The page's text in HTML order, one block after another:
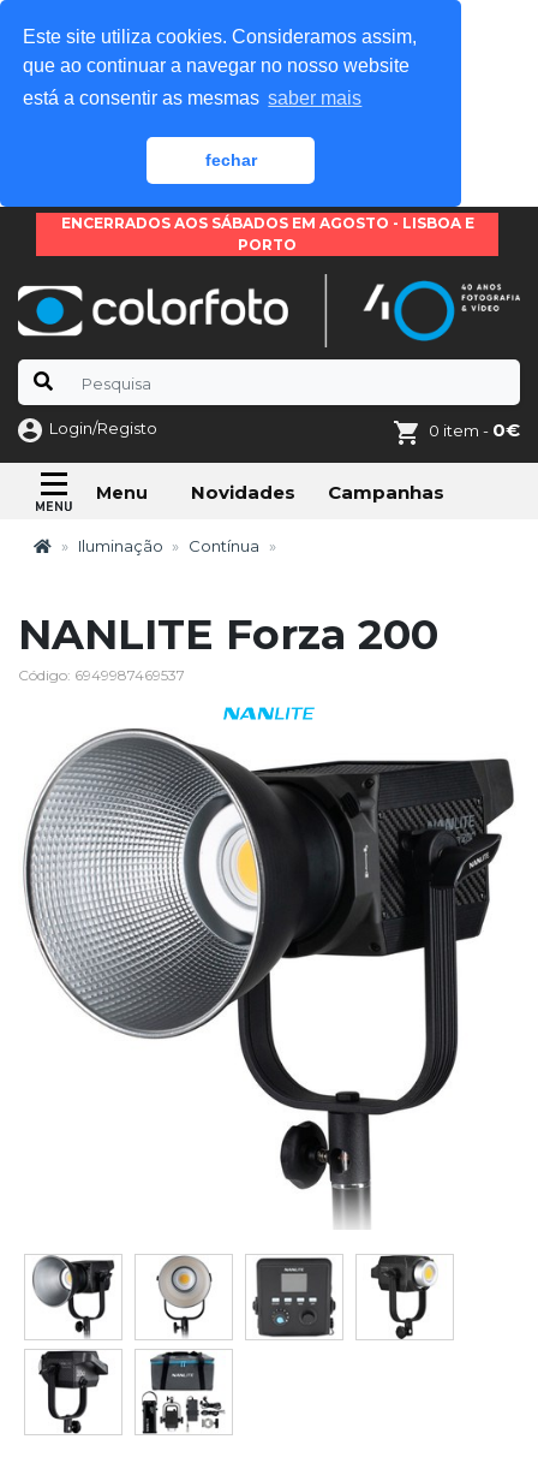
Este site utiliza cookies. Consideramos assim,
que ao continuar a navegar no nosso website
está a consentir as mesmas saber mais
fechar
ENCERRADOS AOS SÁBADOS EM AGOSTO - LISBOA E
PORTO
Login/Registo 0 item - 0€
Menu Novidades Campanhas
Iluminação Contínua
NANLITE Forza 200
Código: 6949987469537